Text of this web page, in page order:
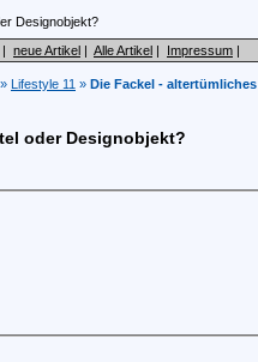
| neue Artikel | Alle Artikel | Impressum |
» Lifestyle 11 » Die Fackel -
oder Designobjekt?